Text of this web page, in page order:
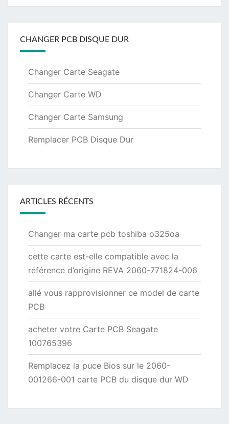
CHANGER PCB DISQUE DUR
Changer Carte Seagate
Changer Carte WD
Changer Carte Samsung
Remplacer PCB Disque Dur
ARTICLES RÉCENTS
Changer ma carte pcb toshiba o325oa
cette carte est-elle compatible avec la
référence d’origine REVA 2060-771824-006
allé vous rapprovisionner ce model de carte
PCB
acheter votre Carte PCB Seagate
100765396
Remplacez la puce Bios sur le 2060-
001266-001 carte PCB du disque dur WD